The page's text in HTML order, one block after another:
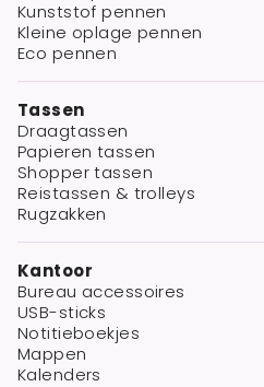
Kunststof pennen
Kleine oplage pennen
Eco pennen
Tassen
Draagtassen
Papieren tassen
Shopper tassen
Reistassen & trolleys
Rugzakken
Kantoor
Bureau accessoires
USB-sticks
Notitieboekjes
Mappen
Kalenders